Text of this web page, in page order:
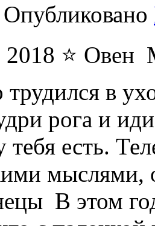
Опубликовано
2018 ⭐ Овен
в
рога и
тебя есть.
мыслями,
В этом